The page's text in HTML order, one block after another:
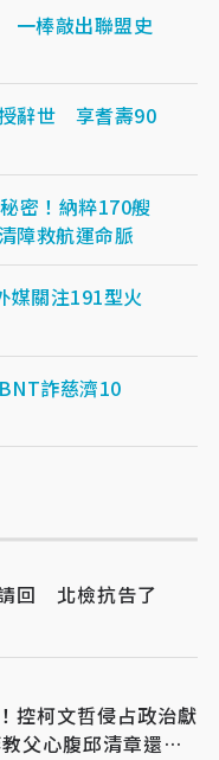
一棒敲出聯盟史
辭世 享耆壽90
密！納粹170艘
障救航運命脈
關注191型火
詐慈濟10
回 北檢抗告了
控柯文哲侵占政治獻
父心腹邱清章還原